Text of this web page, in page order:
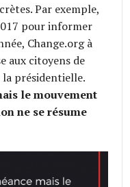
Par exemple,
pour informer
‪Change.org à
aux citoyens de
présidentielle.
le mouvement
ne se résume